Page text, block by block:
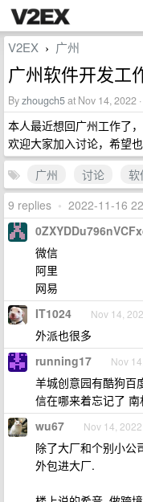
V2EX › 广州
广州软件开发工
Byzhougch5at Nov 14, 2022
本人最近想回广州工作了
欢迎大家加入讨论，希望
广州
讨论 软
9 replies • 2022-11-16
微信
阿里
网易
IT1024 Nov 14,
外派也很多
running17 Nov
羊城创意园有酷狗百
信在哪来着忘记了
wu67 Nov 14, 2022
除了大厂和个别小公
外包进大厂.